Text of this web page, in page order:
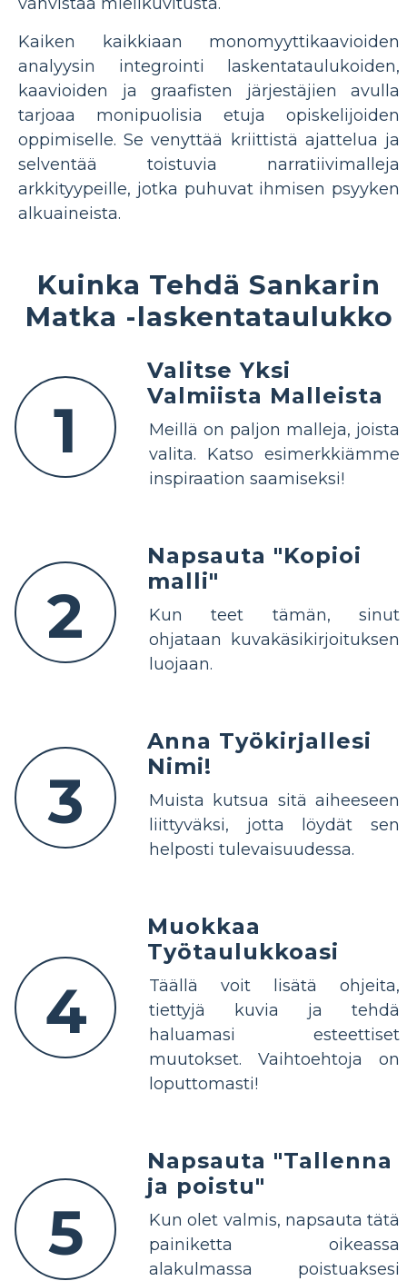
Kaiken kaikkiaan monomyyttikaavioiden
analyysin integrointi laskentataulukoiden,
kaavioiden ja graafisten järjestäjien avulla
tarjoaa monipuolisia etuja opiskelijoiden
oppimiselle. Se venyttää kriittistä ajattelua ja
selventää toistuvia narratiivimalleja
arkkityypeille, jotka puhuvat ihmisen psyyken
alkuaineista.
Kuinka Tehdä Sankarin
Matka -laskentataulukko
1
Valitse Yksi
Valmiista Malleista
Meillä on paljon malleja, joista
valita. Katso esimerkkiämme
inspiraation saamiseksi!
2
Napsauta "Kopioi
malli"
Kun teet tämän, sinut
ohjataan kuvakäsikirjoituksen
luojaan.
3
Anna Työkirjallesi
Nimi!
Muista kutsua sitä aiheeseen
liittyväksi, jotta löydät sen
helposti tulevaisuudessa.
4
Muokkaa
Työtaulukkoasi
Täällä voit lisätä ohjeita,
tiettyjä kuvia ja tehdä
haluamasi esteettiset
muutokset. Vaihtoehtoja on
loputtomasti!
5
Napsauta "Tallenna
ja poistu"
Kun olet valmis, napsauta tätä
painiketta oikeassa
alakulmassa poistuaksesi